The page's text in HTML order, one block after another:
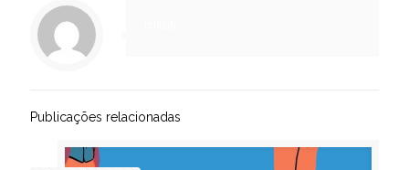
Publicações relacionadas